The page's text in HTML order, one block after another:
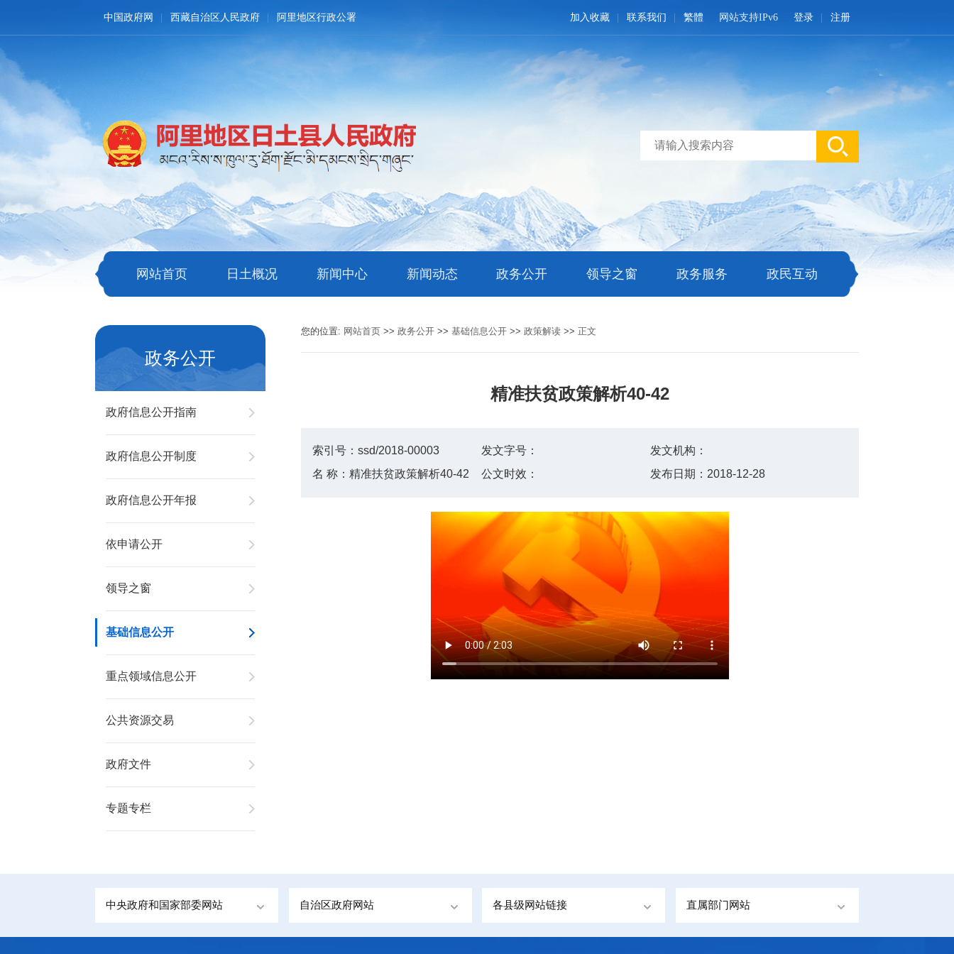
中国政府网 西藏自治区人民政府 阿里地区行政公署 登录 注册
网站支持IPv6
加入收藏 联系我们 繁體
网站首页 日土概况 新闻中心 新闻动态 政务公开 领导之窗 政务服务 政民互动
政务公开
政府信息公开指南
政府信息公开制度
政府信息公开年报
依申请公开
领导之窗
基础信息公开
重点领域信息公开
公共资源交易
政府文件
专题专栏
您的位置: 网站首页 >>政务公开 >>基础信息公开 >>政策解读 >>正文
精准扶贫政策解析40-42
索引号：ssd/2018-00003 发文字号：
发文机构：
名 称：精准扶贫政策解析40-42 公文时效： 发布日期： 2018-12-28
中央政府和国家部委网站 自治区政府网站 各县级网站链接 直属部门网站